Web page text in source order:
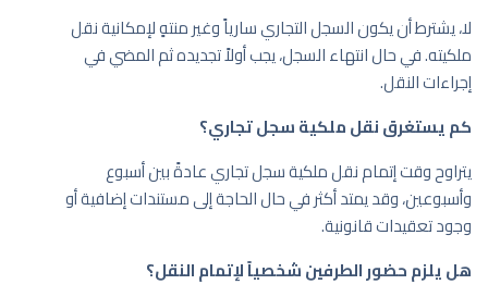
لا، يشترط أن يكون السجل التجاري سارياً وغير منتهٍ لإمكانية نقل
ملكيته. في حال انتهاء السجل، يجب أولاً تجديده ثم المضي في
إجراءات النقل.
كم يستغرق نقل ملكية سجل تجاري؟
يتراوح وقت إتمام نقل ملكية سجل تجاري عادةً بين أسبوع
وأسبوعين، وقد يمتد أكثر في حال الحاجة إلى مستندات إضافية أو
وجود تعقيدات قانونية.
هل يلزم حضور الطرفين شخصياً لإتمام النقل؟